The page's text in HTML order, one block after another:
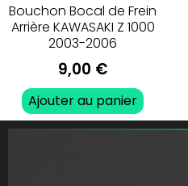
Bouchon Bocal de Frein
Arrière KAWASAKI Z 1000
2003-2006
9,00 €
Ajouter au panier